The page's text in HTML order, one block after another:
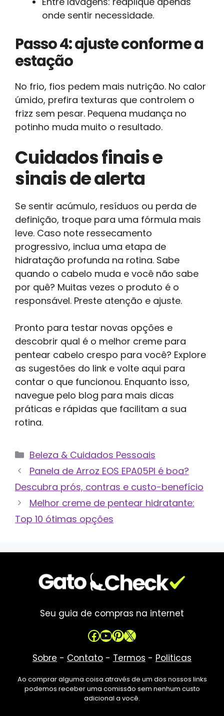
onde sentir necessidade.
Passo 4: ajuste conforme a
estação
No frio, fios pedem mais nutrição. No calor
úmido, prefira texturas que controlem o
frizz sem pesar. Pequena mudança no
potinho muda muito o resultado.
Cuidados finais e
sinais de alerta
Se sentir acúmulo, resíduos ou perda de
definição, troque para uma fórmula mais
leve. Caso note ressecamento
progressivo, inclua uma etapa de
hidratação profunda na rotina. Sabe
quando o cabelo muda e você não sabe
por quê? Muitas vezes o produto é o
responsável. Preste atenção e ajuste.
Pronto para testar novas opções e
descobrir qual é o melhor creme para
pentear cabelo crespo para você? Explore
as sugestões do link e volte aqui para
contar o que funcionou. Enquanto isso,
navegue pelo blog para mais dicas
práticas e rápidas que facilitam a sua
rotina.
Categorias
Beleza & Cuidados Pessoais
Panela de Arroz EOS EPA05PI é boa?
Descubra prós, contras e custo-benefício
Melhor creme de pentear hidratante:
Top 10 ótimas opções
Seu guia de compras na internet
Facebook
Youtube
Pinterest
X
Sobre - Contato - Termos - Politicas
Ao comprar alguma coisa através de um dos nossos links
podemos receber uma comissão sem nenhum custo
adicional a você.